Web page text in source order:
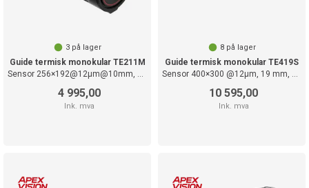
3 på lager
Guide termisk monokular TE211M
Sensor 256×192@12µm@10mm, F1.0
4 995,00
Ink. mva
8 på lager
Guide termisk monokular TE419S
Sensor 400×300 @12µm, 19 mm, F1.0
10 595,00
Ink. mva